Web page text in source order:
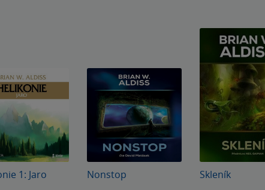
1: Jaro Nonstop Skleník